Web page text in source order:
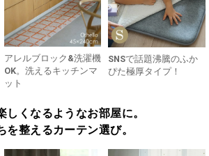
アレルブロック&洗濯機
OK。洗えるキッチンマ
ット
SNSで話題沸騰のふか
ぴた極厚タイプ！
しくなるようなお部屋に。
を整えるカーテン選び。